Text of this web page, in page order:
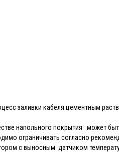
заливки кабеля цементным
напольного покрытия может
ограничивать согласно
с выносным датчиком